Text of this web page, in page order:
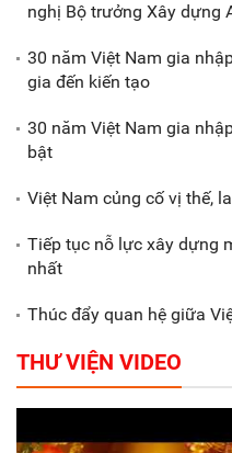
Xã
nghị Bộ trưởng Xây dựng
30 năm Việt Nam gia
gia đến kiến tạo
30 năm Việt Nam gia
bật
Việt Nam củng cố vị thế,
Tiếp tục nỗ lực xây dựng
nhất
Thúc đẩy quan hệ giữa
THƯ VIỆN VIDEO